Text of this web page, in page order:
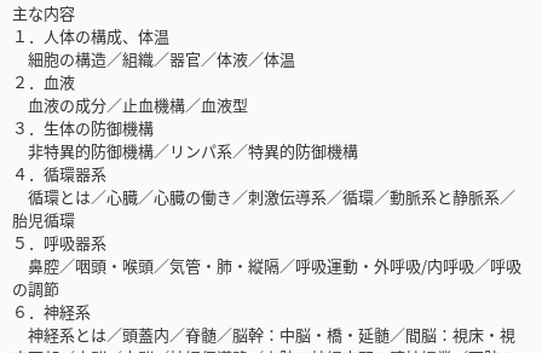
主な内容
１．人体の構成、体温
細胞の構造／組織／器官／体液／体温
２．血液
血液の成分／止血機構／血液型
３．生体の防御機構
非特異的防御機構／リンパ系／特異的防御機構
４．循環器系
循環とは／心臓／心臓の働き／刺激伝導系／循環／動脈系と静脈系／
胎児循環
５．呼吸器系
鼻腔／咽頭・喉頭／気管・肺・縦隔／呼吸運動・外呼吸/内呼吸／呼吸
の調節
６．神経系
神経系とは／頭蓋内／脊髄／脳幹：中脳・橋・延髄／間脳：視床・視